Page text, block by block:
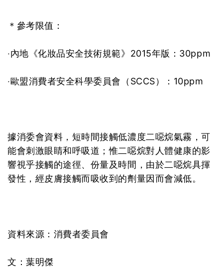
＊參考限值：
‧內地《化妝品安全技術規範》2015年版：30ppm
‧歐盟消費者安全科學委員會（SCCS）：10ppm
據消委會資料，短時間接觸低濃度二噁烷氣霧，可
能會刺激眼睛和呼吸道；惟二噁烷對人體健康的影
響視乎接觸的途徑、份量及時間，由於二噁烷具揮
發性，經皮膚接觸而吸收到的劑量因而會減低。
資料來源：消費者委員會
文：葉明傑